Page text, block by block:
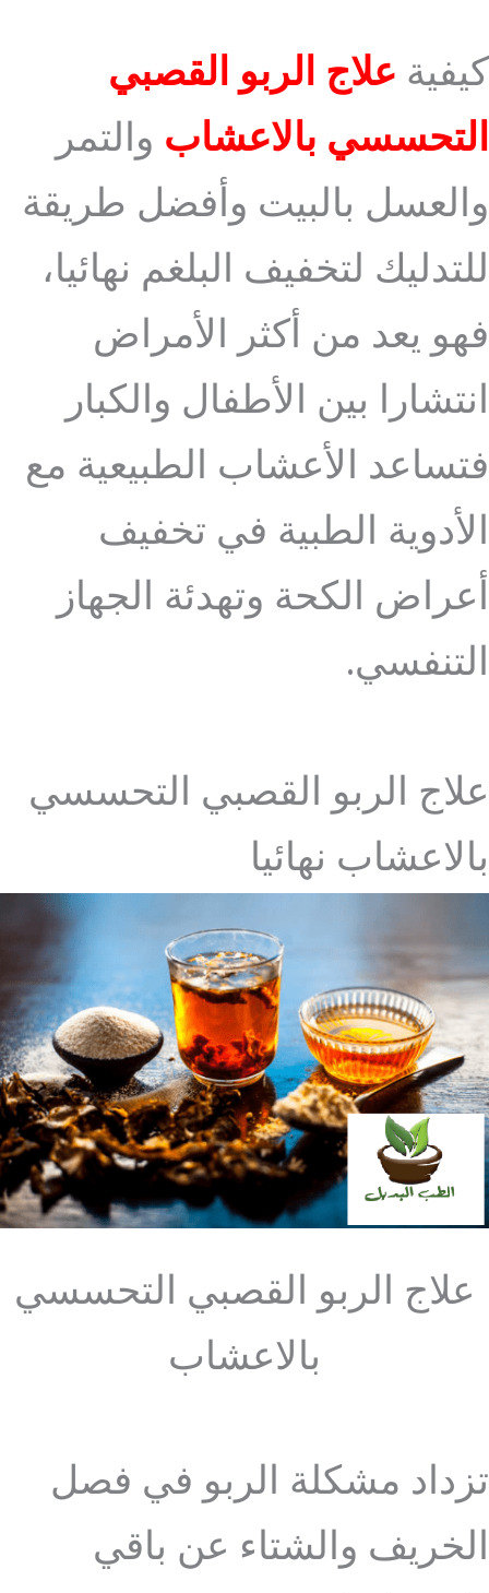
كيفية علاج الربو القصبي
التحسسي بالاعشاب والتمر
والعسل بالبيت وأفضل طريقة
للتدليك لتخفيف البلغم نهائيا،
فهو يعد من أكثر الأمراض
انتشارا بين الأطفال والكبار
فتساعد الأعشاب الطبيعية مع
الأدوية الطبية في تخفيف
أعراض الكحة وتهدئة الجهاز
التنفسي.
علاج الربو القصبي التحسسي
بالاعشاب نهائيا
علاج الربو القصبي التحسسي
بالاعشاب
تزداد مشكلة الربو في فصل
الخريف والشتاء عن باقي